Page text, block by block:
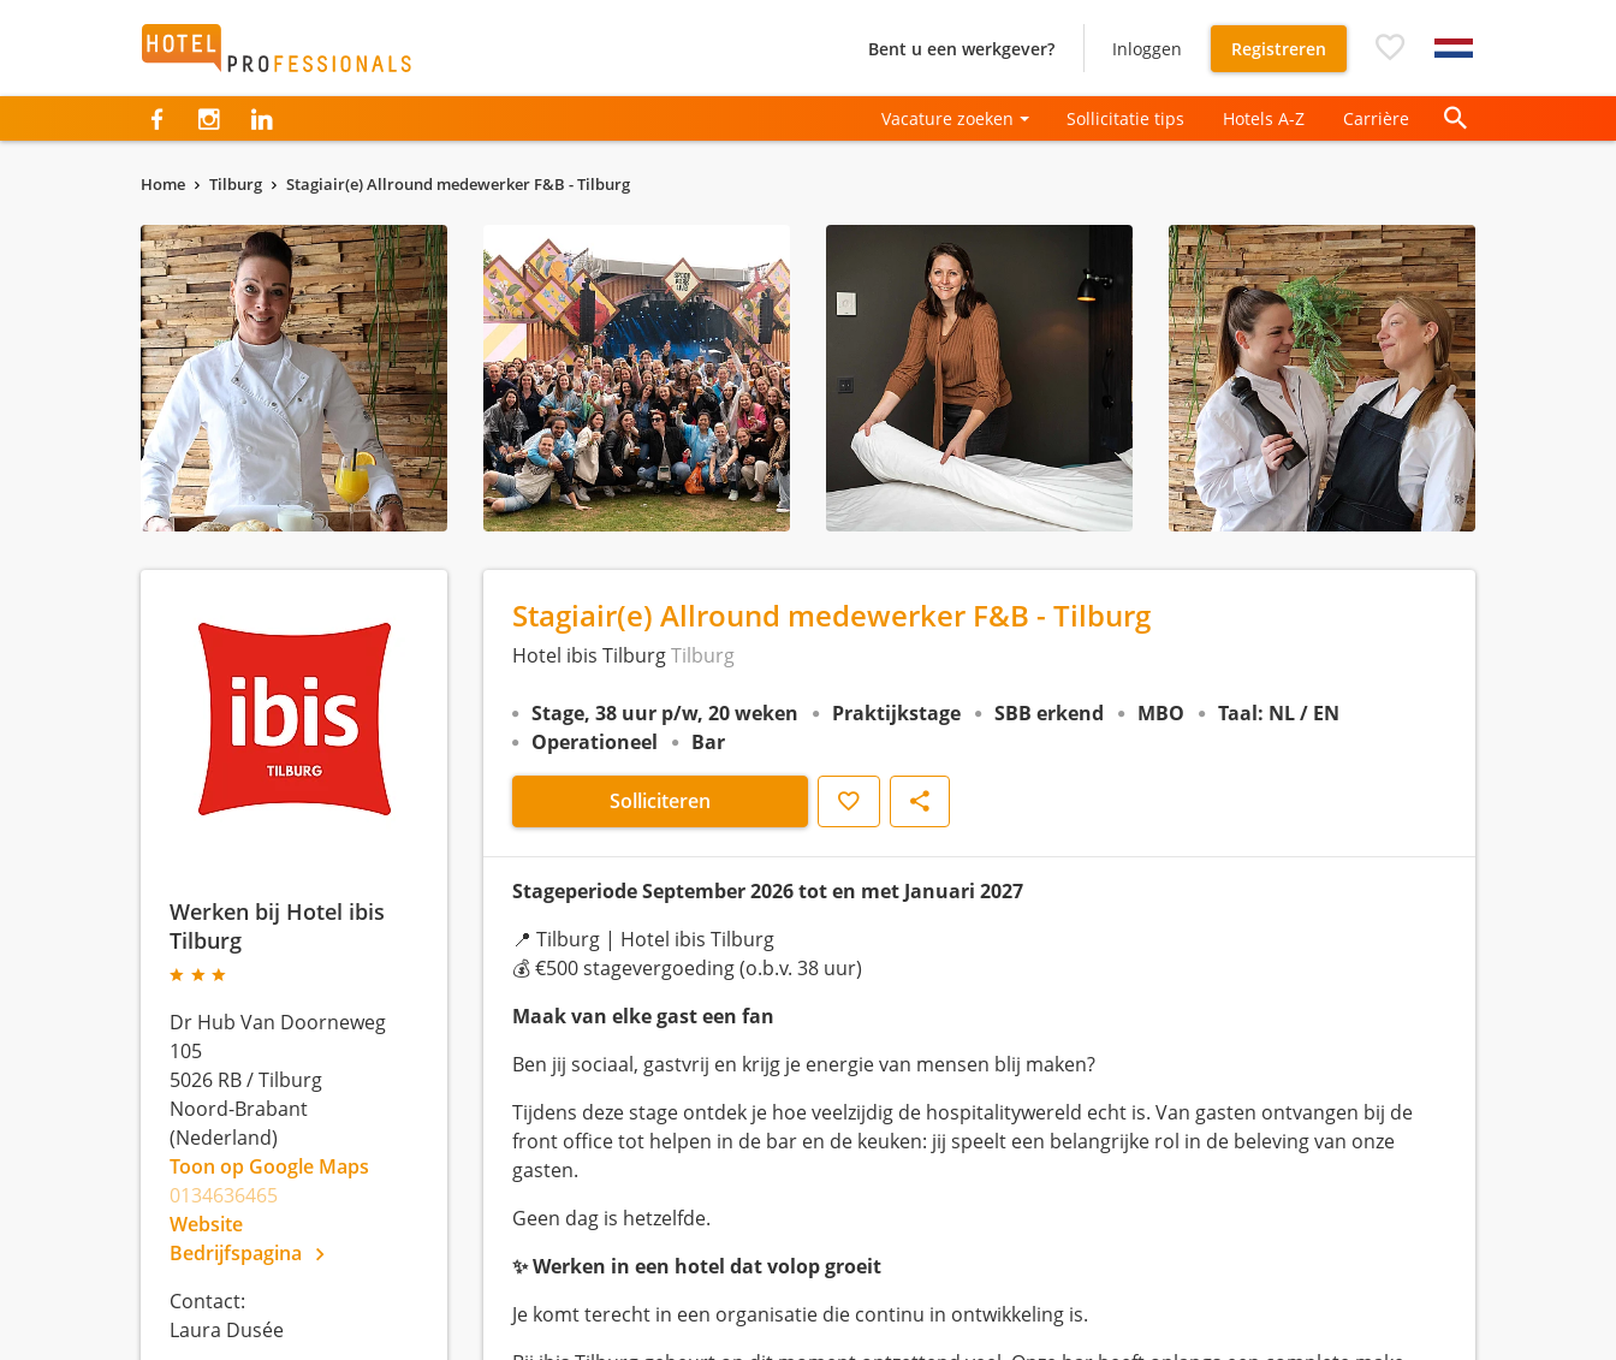
Hotelprofessionals Bent u een werkgever? Inloggen Registreren
Vacature zoeken Sollicitatie tips Hotels A-Z Carrière
Home Tilburg Stagiair(e) Allround medewerker F&B - Tilburg
Stagiair(e) Allround medewerker F&B - Tilburg
Hotel ibis TilburgTilburg
Stage, 38 uur p/w, 20 weken Praktijkstage SBB erkend MBO
Taal: NL / EN
Operationeel
Bar
Solliciteren Opslaan Delen
Stageperiode September 2026 tot en met Januari 2027
📍 Tilburg | Hotel ibis Tilburg
💰 €500 stagevergoeding (o.b.v. 38 uur)
Maak van elke gast een fan
Ben jij sociaal, gastvrij en krijg je energie van mensen blij maken?
Tijdens deze stage ontdek je hoe veelzijdig de hospitalitywereld echt is. Van gasten ontvangen bij de
front office tot helpen in de bar en de keuken: jij speelt een belangrijke rol in de beleving van onze
gasten.
Geen dag is hetzelfde.
✨ Werken in een hotel dat volop groeit
Je komt terecht in een organisatie die continu in ontwikkeling is.
Werken bij Hotel ibis
Tilburg
Dr Hub Van Doorneweg
105
5026 RB/Tilburg
Noord-Brabant
(Nederland)
Toon op Google Maps
0134636465
Website
Bedrijfspagina
Contact:
Laura Dusée